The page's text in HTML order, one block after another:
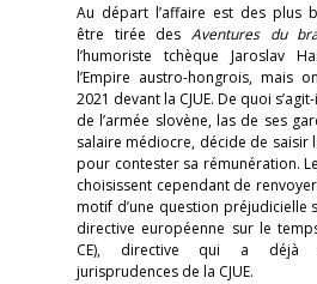
Au départ l’affaire est des plus
être tirée des Aventures du
l’humoriste tchèque Jaroslav
l’Empire austro-hongrois, mais
2021 devant la CJUE. De quoi
de l’armée slovène, las de ses
salaire médiocre, décide de saisir
pour contester sa rémunération.
choisissent cependant de renvoyer
motif d’une question préjudicielle
directive européenne sur le
CE), directive qui a déjà
jurisprudences de la CJUE.